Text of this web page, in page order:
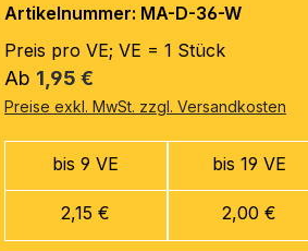
Artikelnummer: MA-D-36-W
Preis pro VE; VE = 1 Stück
Regulärer Preis:
Ab 1,95 €
Preise exkl. MwSt. zzgl. Versandkosten
bis 9 VE
2,15 €
bis 19 VE
2,00 €